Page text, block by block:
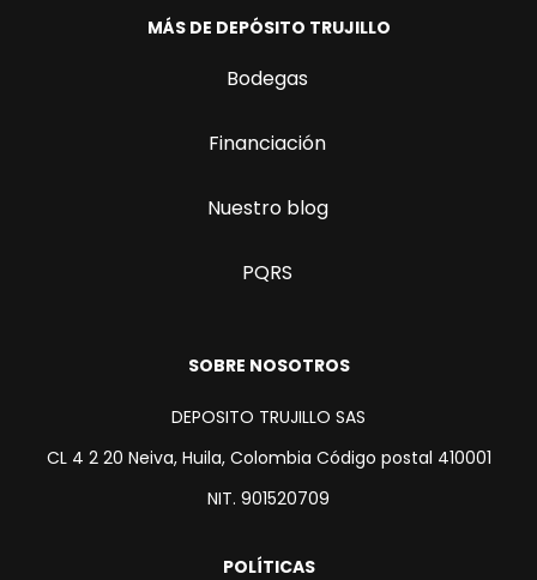
MÁS DE DEPÓSITO TRUJILLO
Bodegas
Financiación
Nuestro blog
PQRS
SOBRE NOSOTROS
DEPOSITO TRUJILLO SAS
CL 4 2 20 Neiva, Huila, Colombia Código postal 410001
NIT. 901520709
POLÍTICAS